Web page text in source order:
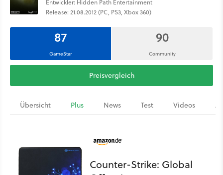
Entwickler: Hidden Path Entertainment
Release: 21.08.2012 (PC, PS3, Xbox 360)
87
GameStar
90
Community
Preisvergleich
Übersicht Plus News Test Videos
Counter-Strike: Global